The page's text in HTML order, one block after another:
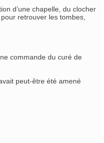
d’une chapelle, du clocher
retrouver les tombes,
commande du curé de
peut-être été amené